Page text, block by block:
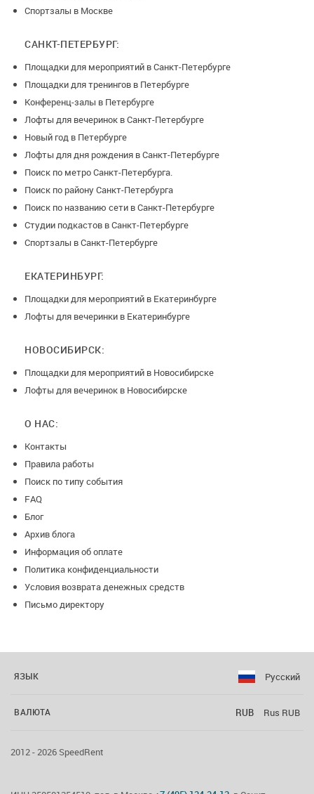
Спортзалы в Москве
САНКТ-ПЕТЕРБУРГ:
Площадки для мероприятий в Санкт-Петербурге
Площадки для тренингов в Петербурге
Конференц-залы в Петербурге
Лофты для вечеринок в Санкт-Петербурге
Новый год в Петербурге
Лофты для дня рождения в Санкт-Петербурге
Поиск по метро Санкт-Петербурга.
Поиск по району Санкт-Петербурга
Поиск по названию сети в Санкт-Петербурге
Студии подкастов в Санкт-Петербурге
Спортзалы в Санкт-Петербурге
ЕКАТЕРИНБУРГ:
Площадки для мероприятий в Екатеринбурге
Лофты для вечеринки в Екатеринбурге
НОВОСИБИРСК:
Площадки для мероприятий в Новосибирске
Лофты для вечеринок в Новосибирске
О НАС:
Контакты
Правила работы
Поиск по типу события
FAQ
Блог
Архив блога
Информация об оплате
Политика конфиденциальности
Условия возврата денежных средств
Письмо директору
ЯЗЫК Русский
ВАЛЮТА RUB Rus RUB
2012 - 2026 SpeedRent